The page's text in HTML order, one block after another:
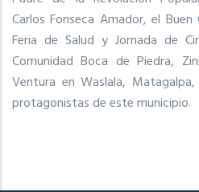
Carlos Fonseca Amador, el
Feria de Salud y Jornada de
Comunidad Boca de Piedra,
Ventura en Waslala,
protagonistas de este municipio.